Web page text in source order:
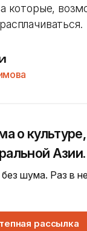
которые,
о
Азии.
без шума. Раз в
рассылка